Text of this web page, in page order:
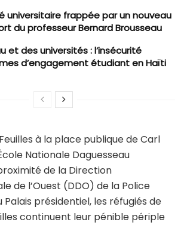
universitaire frappée par un nouveau
du professeur Bernard Brousseau
et des universités : l’insécurité
d’engagement étudiant en Haïti
à la place publique de Carl
Nationale Daguesseau
proximité de la Direction
de l’Ouest (DDO) de la Police
Palais présidentiel, les réfugiés de
continuent leur pénible périple